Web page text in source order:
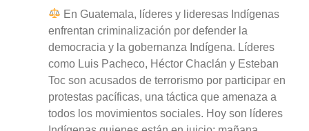
En Guatemala, líderes y lideresas Indígenas
enfrentan criminalización por defender la
democracia y la gobernanza Indígena. Líderes
como Luis Pacheco, Héctor Chaclán y Esteban
Toc son acusados de terrorismo por participar en
protestas pacíficas, una táctica que amenaza a
todos los movimientos sociales. Hoy son líderes